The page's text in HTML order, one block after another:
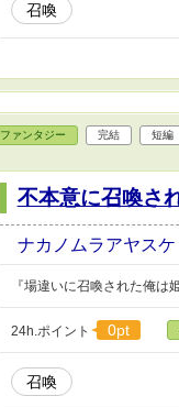
召喚
ファンタジー 完結 短編
不本意に召喚さ
ナカノムラアヤスケ
『場違いに召喚された俺
24h.ポイント 0pt
召喚